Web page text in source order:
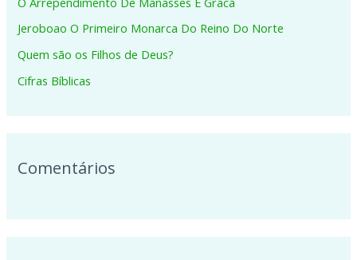
a
r
p
o
Jeroboao O Primeiro Monarca Do Reino Do Norte
Quem são os Filhos de Deus?
Cifras Bíblicas
Comentários